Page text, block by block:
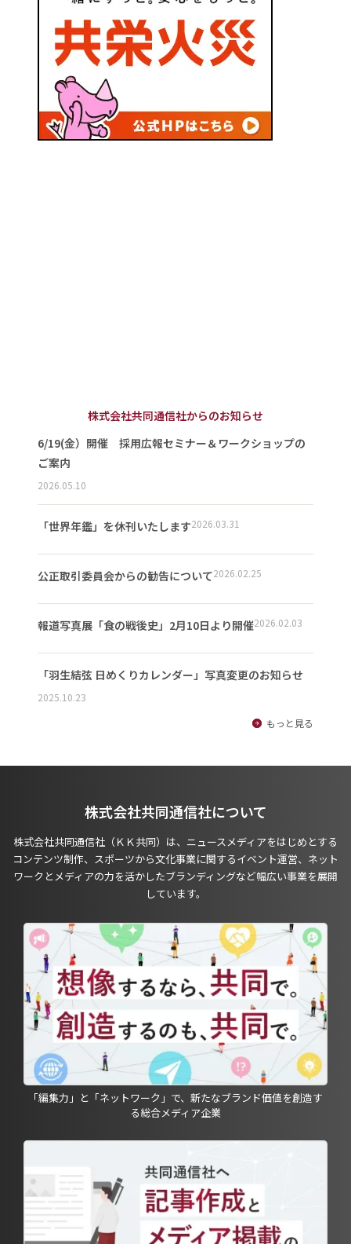
株式会社共同通信社からのお知らせ
6/19(金）開催 採用広報セミナー＆ワークショップの
ご案内
2026.05.10
「世界年鑑」を休刊いたします2026.03.31
公正取引委員会からの勧告について2026.02.25
報道写真展「食の戦後史」2月10日より開催2026.02.03
「羽生結弦 日めくりカレンダー」写真変更のお知らせ
2025.10.23
もっと見る
株式会社共同通信社について
株式会社共同通信社（ＫＫ共同）は、ニュースメディアをはじめとする
コンテンツ制作、スポーツから文化事業に関するイベント運営、ネット
ワークとメディアの力を活かしたブランディングなど幅広い事業を展開
しています。
「編集力」と「ネットワーク」で、新たなブランド価値を創造す
る総合メディア企業